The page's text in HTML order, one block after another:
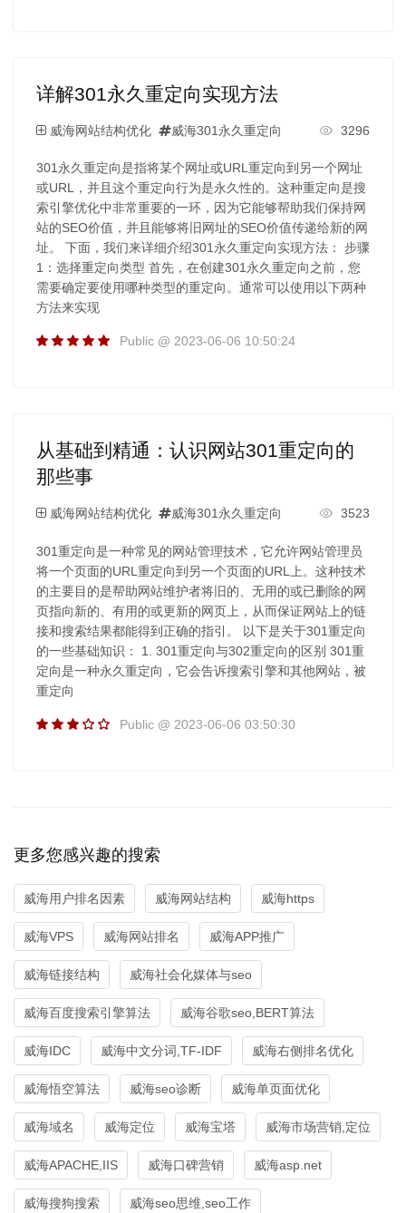
详解301永久重定向实现方法
威海网站结构优化 威海301永久重定向 3296
301永久重定向是指将某个网址或URL重定向到另一个网址
或URL，并且这个重定向行为是永久性的。这种重定向是搜
索引擎优化中非常重要的一环，因为它能够帮助我们保持网
站的SEO价值，并且能够将旧网址的SEO价值传递给新的网
址。 下面，我们来详细介绍301永久重定向实现方法： 步骤
1：选择重定向类型 首先，在创建301永久重定向之前，您
需要确定要使用哪种类型的重定向。通常可以使用以下两种
方法来实现
Public @ 2023-06-06 10:50:24
从基础到精通：认识网站301重定向的
那些事
威海网站结构优化 威海301永久重定向 3523
301重定向是一种常见的网站管理技术，它允许网站管理员
将一个页面的URL重定向到另一个页面的URL上。这种技术
的主要目的是帮助网站维护者将旧的、无用的或已删除的网
页指向新的、有用的或更新的网页上，从而保证网站上的链
接和搜索结果都能得到正确的指引。 以下是关于301重定向
的一些基础知识： 1. 301重定向与302重定向的区别 301重
定向是一种永久重定向，它会告诉搜索引擎和其他网站，被
重定向
Public @ 2023-06-06 03:50:30
更多您感兴趣的搜索
威海用户排名因素 威海网站结构 威海https
威海VPS 威海网站排名 威海APP推广
威海链接结构 威海社会化媒体与seo
威海百度搜索引擎算法 威海谷歌seo,BERT算法
威海IDC 威海中文分词,TF-IDF 威海右侧排名优化
威海悟空算法 威海seo诊断 威海单页面优化
威海域名 威海定位 威海宝塔 威海市场营销,定位
威海APACHE,IIS 威海口碑营销 威海asp.net
威海搜狗搜索 威海seo思维,seo工作